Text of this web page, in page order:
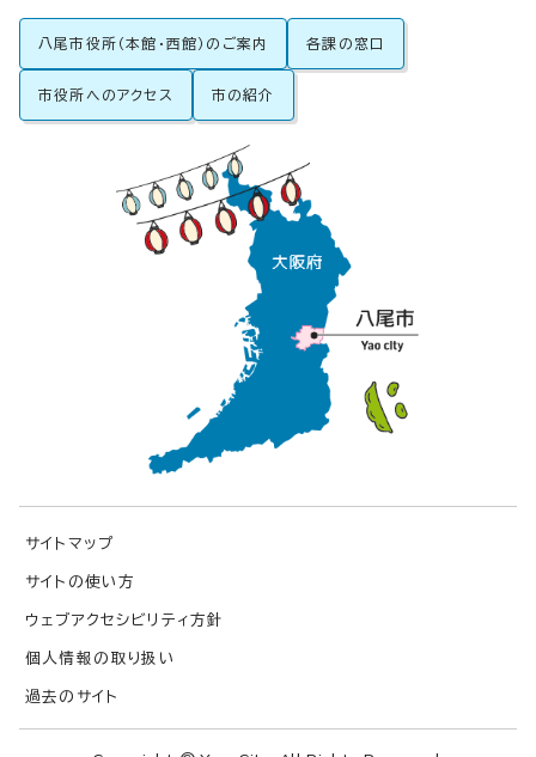
八尾市役所（本館・西館）のご案内 各課の窓口
市役所へのアクセス 市の紹介
サイトマップ
サイトの使い方
ウェブアクセシビリティ方針
個人情報の取り扱い
過去のサイト